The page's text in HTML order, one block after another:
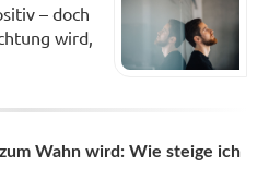
– doch
wird,
Wahn wird: Wie steige ich